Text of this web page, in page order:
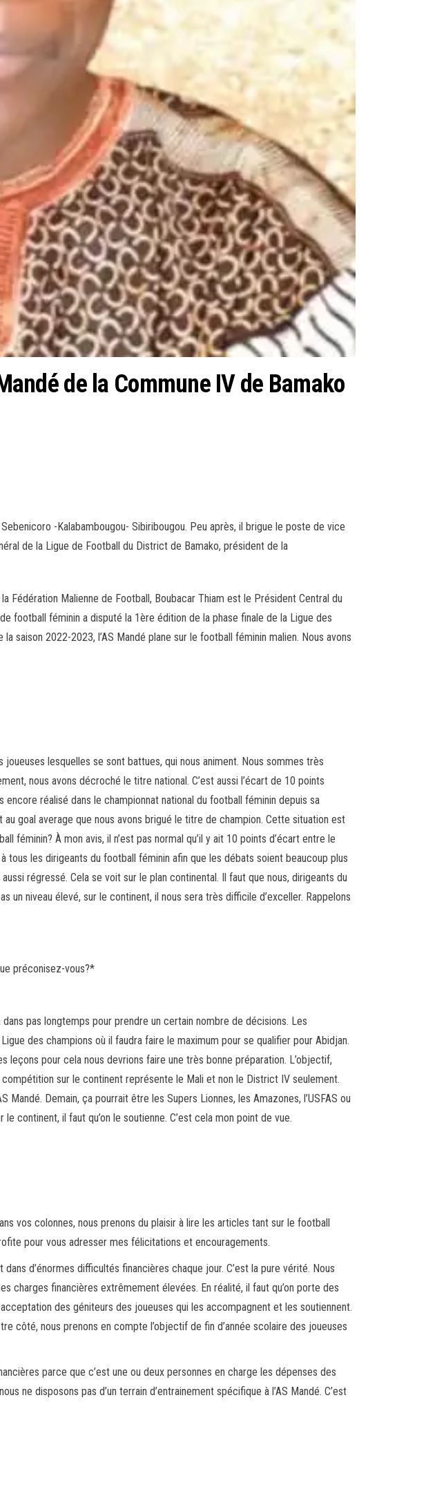
de la Commune IV de Bamako
-Kalabambougou- Sibiribougou. Peu après, il brigue le poste de vice
de la Ligue de Football du District de Bamako, président de la
Fédération Malienne de Football, Boubacar Thiam est le Président Central du
football féminin a disputé la 1ère édition de la phase finale de la Ligue des
saison 2022-2023, l’AS Mandé plane sur le football féminin malien. Nous avons
lesquelles se sont battues, qui nous animent. Nous sommes très
nous avons décroché le titre national. C’est aussi l’écart de 10 points
réalisé dans le championnat national du football féminin depuis sa
goal average que nous avons brigué le titre de champion. Cette situation est
féminin? À mon avis, il n’est pas normal qu’il y ait 10 points d’écart entre le
les dirigeants du football féminin afin que les débats soient beaucoup plus
régressé. Cela se voit sur le plan continental. Il faut que nous, dirigeants du
un niveau élevé, sur le continent, il nous sera très difficile d’exceller. Rappelons
préconisez-vous?*
pas longtemps pour prendre un certain nombre de décisions. Les
des champions où il faudra faire le maximum pour se qualifier pour Abidjan.
leçons pour cela nous devrions faire une très bonne préparation. L’objectif,
compétition sur le continent représente le Mali et non le District IV seulement.
Mandé. Demain, ça pourrait être les Supers Lionnes, les Amazones, l’USFAS ou
continent, il faut qu’on le soutienne. C’est cela mon point de vue.
vos colonnes, nous prenons du plaisir à lire les articles tant sur le football
pour vous adresser mes félicitations et encouragements.
d’énormes difficultés financières chaque jour. C’est la pure vérité. Nous
charges financières extrêmement élevées. En réalité, il faut qu’on porte des
des géniteurs des joueuses qui les accompagnent et les soutiennent.
côté, nous prenons en compte l’objectif de fin d’année scolaire des joueuses
parce que c’est une ou deux personnes en charge les dépenses des
ne disposons pas d’un terrain d’entrainement spécifique à l’AS Mandé. C’est